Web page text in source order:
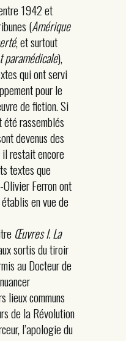
1942 et
(Amérique
, et surtout
paramédicale),
qui ont servi
pour le
de fiction. Si
rassemblés
devenus des
restait encore
textes que
Olivier Ferron ont
en vue de
Œuvres I. La
sortis du tiroir
au Docteur de
lieux communs
de la Révolution
l’apologie du